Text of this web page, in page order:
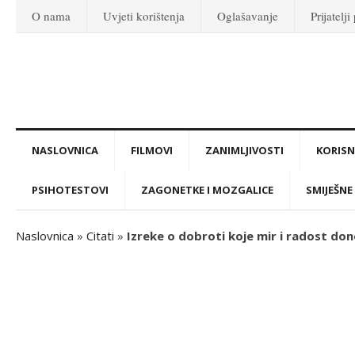
O nama Uvjeti korištenja Oglašavanje Prijatelji
NASLOVNICA FILMOVI ZANIMLJIVOSTI
PSIHOTESTOVI ZAGONETKE I MOZGALICE
Naslovnica » Citati » Izreke o dobroti koje mir i radost